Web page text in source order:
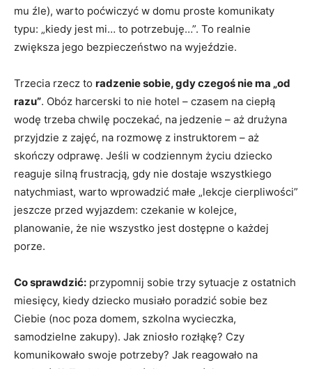
mu źle), warto poćwiczyć w domu proste komunikaty
typu: „kiedy jest mi… to potrzebuję…”. To realnie
zwiększa jego bezpieczeństwo na wyjeździe.
Trzecia rzecz to radzenie sobie, gdy czegoś nie ma „od
razu”. Obóz harcerski to nie hotel – czasem na ciepłą
wodę trzeba chwilę poczekać, na jedzenie – aż drużyna
przyjdzie z zajęć, na rozmowę z instruktorem – aż
skończy odprawę. Jeśli w codziennym życiu dziecko
reaguje silną frustracją, gdy nie dostaje wszystkiego
natychmiast, warto wprowadzić małe „lekcje cierpliwości”
jeszcze przed wyjazdem: czekanie w kolejce,
planowanie, że nie wszystko jest dostępne o każdej
porze.
Co sprawdzić: przypomnij sobie trzy sytuacje z ostatnich
miesięcy, kiedy dziecko musiało poradzić sobie bez
Ciebie (noc poza domem, szkolna wycieczka,
samodzielne zakupy). Jak zniosło rozłąkę? Czy
komunikowało swoje potrzeby? Jak reagowało na